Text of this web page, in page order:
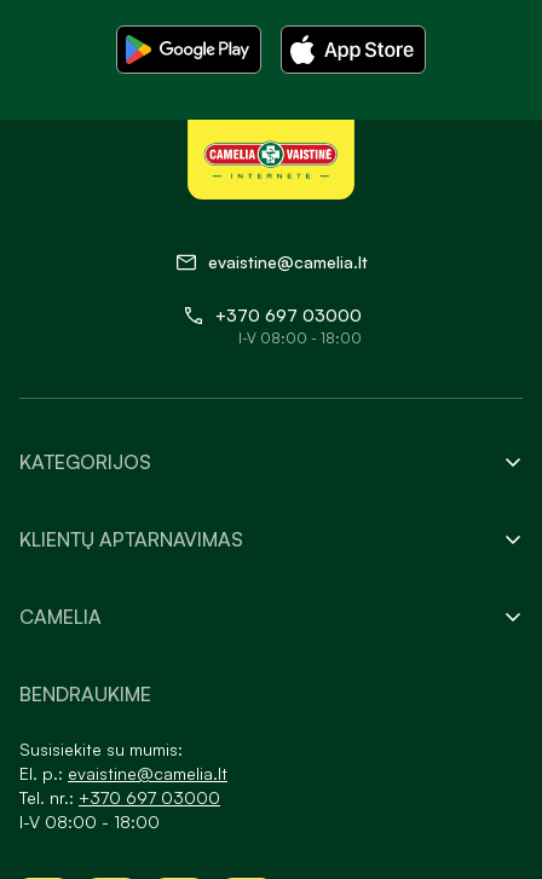
evaistine@camelia.lt
+370 697 03000
I-V 08:00 - 18:00
KATEGORIJOS
KLIENTŲ APTARNAVIMAS
CAMELIA
BENDRAUKIME
Susisiekite su mumis:
El. p.: evaistine@camelia.lt
Tel. nr.: +370 697 03000
I-V 08:00 - 18:00